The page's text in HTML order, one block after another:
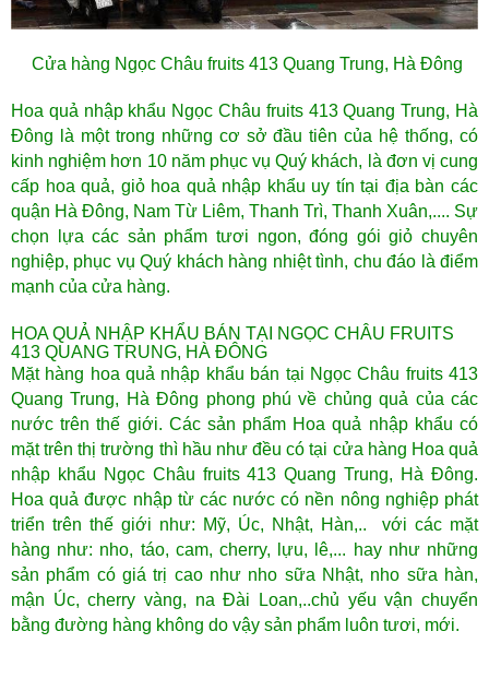
Cửa hàng Ngọc Châu fruits 413 Quang Trung, Hà Đông
Hoa quả nhập khẩu Ngọc Châu fruits 413 Quang Trung, Hà
Đông
là một trong những cơ sở đầu tiên của hệ thống, có
kinh nghiệm hơn 10 năm phục vụ Quý khách, là đơn vị cung
cấp hoa quả, giỏ hoa quả nhập khẩu uy tín tại địa bàn các
quận Hà Đông, Nam Từ Liêm, Thanh Trì, Thanh Xuân,.... Sự
chọn lựa các sản phẩm tươi ngon, đóng gói giỏ chuyên
nghiệp, phục vụ Quý khách hàng nhiệt tình, chu đáo là điểm
mạnh của cửa hàng.
HOA QUẢ NHẬP KHẨU BÁN TẠI NGỌC CHÂU FRUITS
413 QUANG TRUNG, HÀ ĐÔNG
Mặt hàng hoa quả nhập khẩu bán tại Ngọc Châu fruits 413
Quang Trung, Hà Đông phong phú về chủng quả của các
nước trên thế giới. Các sản phẩm Hoa quả nhập khẩu có
mặt trên thị trường thì hầu như đều có tại cửa hàng Hoa quả
nhập khẩu Ngọc Châu fruits 413 Quang Trung, Hà Đông.
Hoa quả được nhập từ các nước có nền nông nghiệp phát
triển trên thế giới như: Mỹ, Úc, Nhật, Hàn,.. với các mặt
hàng như: nho, táo, cam, cherry, lựu, lê,... hay như những
sản phẩm có giá trị cao như nho sữa Nhật, nho sữa hàn,
mận Úc, cherry vàng, na Đài Loan,..chủ yếu vận chuyển
bằng đường hàng không do vậy sản phẩm luôn tươi, mới.